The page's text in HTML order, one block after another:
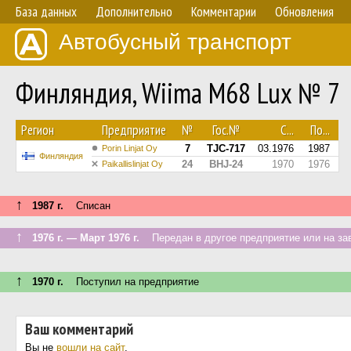
База данных Дополнительно Комментарии Обновления
Автобусный транспорт
Финляндия, Wiima M68 Lux № 7
Регион Предприятие № Гос.№ С... По...
Финляндия
Porin Linjat Oy 7 TJC-717 03.1976 1987
Paikallislinjat Oy 24 BHJ-24 1970 1976
↑ 1987 г. Списан
↑ 1976 г. — Март 1976 г. Передан в другое предприятие или на
↑ 1970 г. Поступил на предприятие
Ваш комментарий
Вы не вошли на сайт.